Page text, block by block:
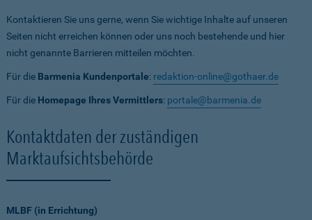
Kontaktieren Sie uns gerne, wenn Sie wichtige Inhalte auf unseren
Seiten nicht erreichen können oder uns noch bestehende und hier
nicht genannte Barrieren mitteilen möchten.
Für die Barmenia Kundenportale: redaktion-online@gothaer.de
Für die Homepage Ihres Vermittlers: portale@barmenia.de
Kontaktdaten der zuständigen
Marktaufsichtsbehörde
MLBF (in Errichtung)